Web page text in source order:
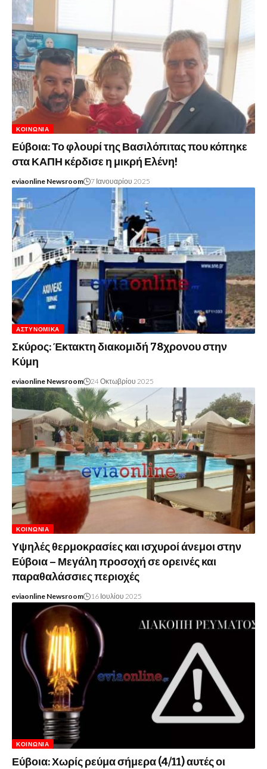
ΚΟΙΝΩΝΊΑ
Εύβοια: Το φλουρί της Βασιλόπιτας που κόπηκε
στα ΚΑΠΗ κέρδισε η μικρή Ελένη!
eviaonline Newsroom 7 Ιανουαρίου 2025
ΑΣΤΥΝΟΜΙΚΆ
Σκύρος: Έκτακτη διακομιδή 78χρονου στην
Κύμη
eviaonline Newsroom 24 Οκτωβρίου 2025
ΚΟΙΝΩΝΊΑ
Υψηλές θερμοκρασίες και ισχυροί άνεμοι στην
Εύβοια – Μεγάλη προσοχή σε ορεινές και
παραθαλάσσιες περιοχές
eviaonline Newsroom 16 Ιουλίου 2025
ΚΟΙΝΩΝΊΑ
Εύβοια: Χωρίς ρεύμα σήμερα (4/11) αυτές οι